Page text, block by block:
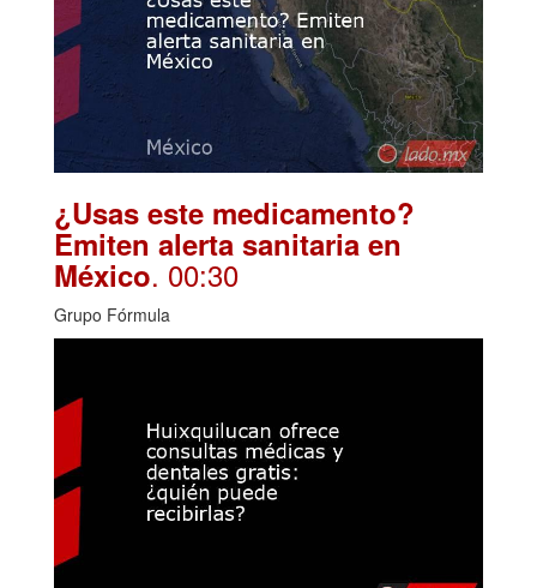
¿Usas este medicamento?
Emiten alerta sanitaria en
México. 00:30
Grupo Fórmula